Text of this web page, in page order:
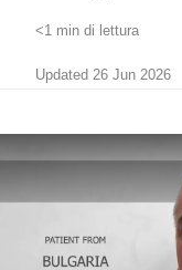
<1 min di lettura
Updated 26 Jun 2026